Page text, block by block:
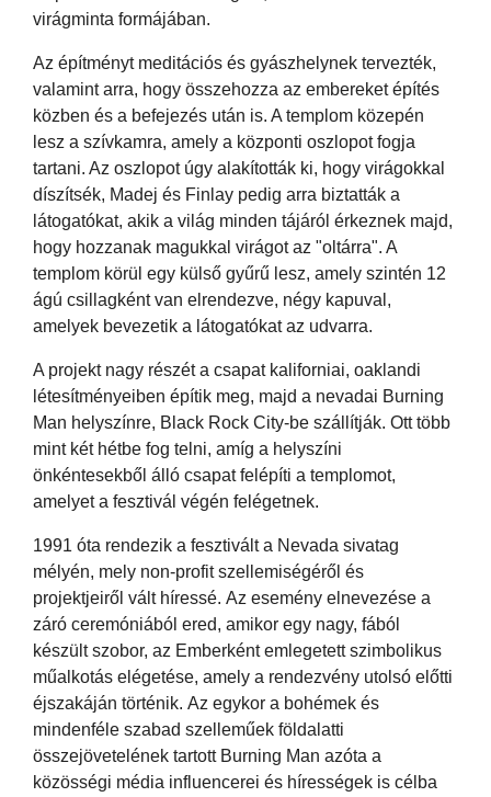
virágminta formájában.
Az építményt meditációs és gyászhelynek tervezték,
valamint arra, hogy összehozza az embereket építés
közben és a befejezés után is. A templom közepén
lesz a szívkamra, amely a központi oszlopot fogja
tartani. Az oszlopot úgy alakították ki, hogy virágokkal
díszítsék, Madej és Finlay pedig arra biztatták a
látogatókat, akik a világ minden tájáról érkeznek majd,
hogy hozzanak magukkal virágot az "oltárra". A
templom körül egy külső gyűrű lesz, amely szintén 12
ágú csillagként van elrendezve, négy kapuval,
amelyek bevezetik a látogatókat az udvarra.
A projekt nagy részét a csapat kaliforniai, oaklandi
létesítményeiben építik meg, majd a nevadai Burning
Man helyszínre, Black Rock City-be szállítják. Ott több
mint két hétbe fog telni, amíg a helyszíni
önkéntesekből álló csapat felépíti a templomot,
amelyet a fesztivál végén felégetnek.
1991 óta rendezik a fesztivált a Nevada sivatag
mélyén, mely non-profit szellemiségéről és
projektjeiről vált híressé. Az esemény elnevezése a
záró ceremóniából ered, amikor egy nagy, fából
készült szobor, az Emberként emlegetett szimbolikus
műalkotás elégetése, amely a rendezvény utolsó előtti
éjszakáján történik. Az egykor a bohémek és
mindenféle szabad szelleműek földalatti
összejövetelének tartott Burning Man azóta a
közösségi média influencerei és hírességek is célba